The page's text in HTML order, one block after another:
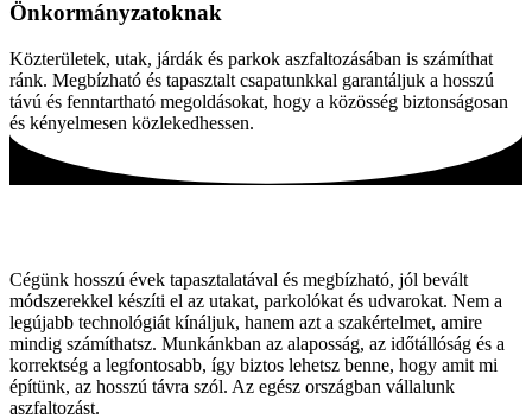
Önkormányzatoknak
Közterületek, utak, járdák és parkok aszfaltozásában is számíthat
ránk. Megbízható és tapasztalt csapatunkkal garantáljuk a hosszú
távú és fenntartható megoldásokat, hogy a közösség biztonságosan
és kényelmesen közlekedhessen.
Cégünk hosszú évek tapasztalatával és megbízható, jól bevált
módszerekkel készíti el az utakat, parkolókat és udvarokat. Nem a
legújabb technológiát kínáljuk, hanem azt a szakértelmet, amire
mindig számíthatsz. Munkánkban az alaposság, az időtállóság és a
korrektség a legfontosabb, így biztos lehetsz benne, hogy amit mi
építünk, az hosszú távra szól. Az egész országban vállalunk
aszfaltozást.